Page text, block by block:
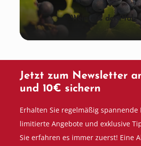
Wein aus der Pfalz
Jetzt zum Newsletter
und 10€ sichern
Erhalten Sie regelmäßig spannende
limitierte Angebote und exklusive
Sie erfahren es immer zuerst! Eine